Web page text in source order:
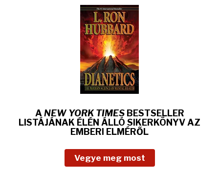
A NEW YORK TIMESBESTSELLER
LISTÁJÁNAK ÉLÉN ÁLLÓ SIKERKÖNYV AZ
EMBERI ELMÉRŐL
Vegye meg most